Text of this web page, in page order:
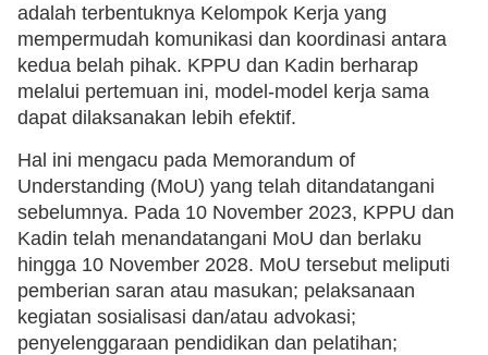
adalah terbentuknya Kelompok Kerja yang
mempermudah komunikasi dan koordinasi antara
kedua belah pihak. KPPU dan Kadin berharap
melalui pertemuan ini, model-model kerja sama
dapat dilaksanakan lebih efektif.
Hal ini mengacu pada Memorandum of
Understanding (MoU) yang telah ditandatangani
sebelumnya. Pada 10 November 2023, KPPU dan
Kadin telah menandatangani MoU dan berlaku
hingga 10 November 2028. MoU tersebut meliputi
pemberian saran atau masukan; pelaksanaan
kegiatan sosialisasi dan/atau advokasi;
penyelenggaraan pendidikan dan pelatihan;